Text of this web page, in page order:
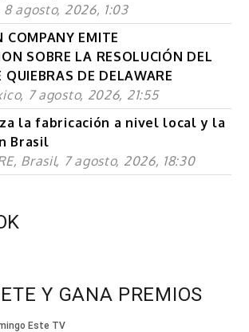
8 agosto, 2026, 1:03
COMPANY EMITE
SOBRE LA RESOLUCIÓN DEL
DE DELAWARE
7 agosto, 2026, 21:55
la fabricación a nivel local y la
Brasil
Brasil, 7 agosto, 2026, 18:30
Y GANA PREMIOS